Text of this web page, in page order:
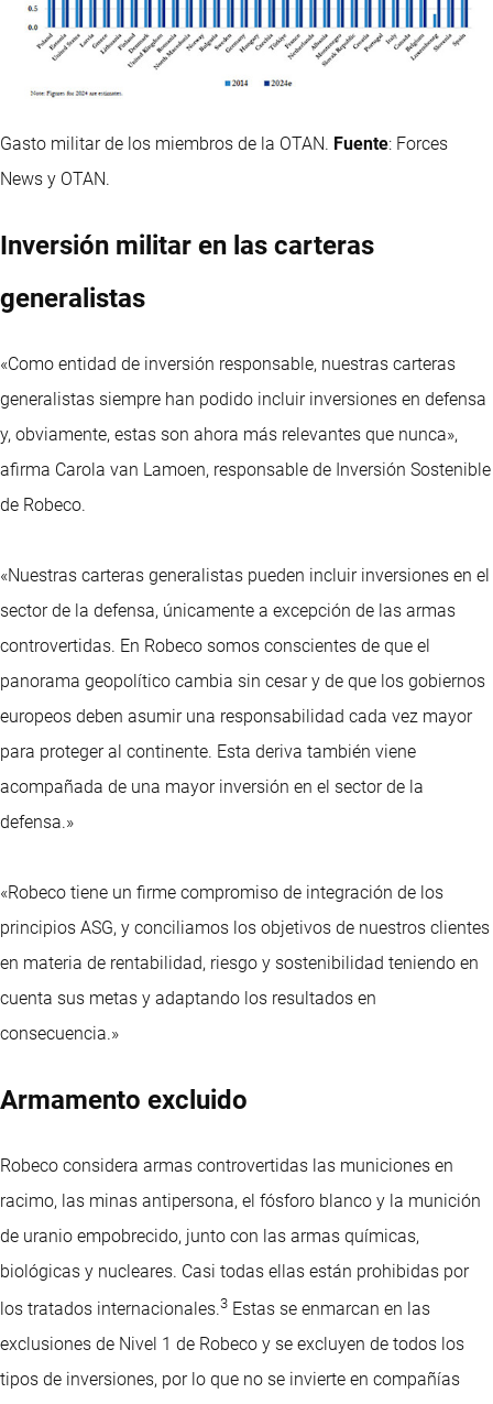
Gasto militar de los miembros de la OTAN. Fuente: Forces
News y OTAN.
Inversión militar en las carteras
generalistas
«Como entidad de inversión responsable, nuestras carteras
generalistas siempre han podido incluir inversiones en defensa
y, obviamente, estas son ahora más relevantes que nunca»,
afirma Carola van Lamoen, responsable de Inversión Sostenible
de Robeco.
«Nuestras carteras generalistas pueden incluir inversiones en el
sector de la defensa, únicamente a excepción de las armas
controvertidas. En Robeco somos conscientes de que el
panorama geopolítico cambia sin cesar y de que los gobiernos
europeos deben asumir una responsabilidad cada vez mayor
para proteger al continente. Esta deriva también viene
acompañada de una mayor inversión en el sector de la
defensa.»
«Robeco tiene un firme compromiso de integración de los
principios ASG, y conciliamos los objetivos de nuestros clientes
en materia de rentabilidad, riesgo y sostenibilidad teniendo en
cuenta sus metas y adaptando los resultados en
consecuencia.»
Armamento excluido
Robeco considera armas controvertidas las municiones en
racimo, las minas antipersona, el fósforo blanco y la munición
de uranio empobrecido, junto con las armas químicas,
biológicas y nucleares. Casi todas ellas están prohibidas por
los tratados internacionales.3 Estas se enmarcan en las
exclusiones de Nivel 1 de Robeco y se excluyen de todos los
tipos de inversiones, por lo que no se invierte en compañías